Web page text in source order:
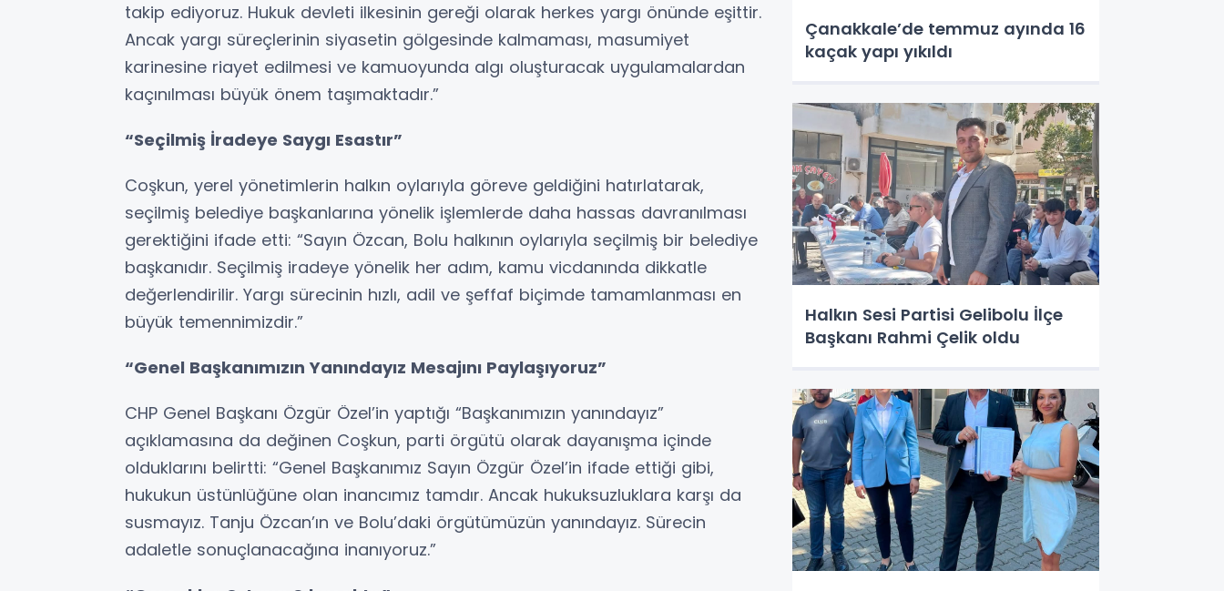
takip ediyoruz. Hukuk devleti ilkesinin gereği olarak herkes yargı önünde eşittir.
Ancak yargı süreçlerinin siyasetin gölgesinde kalmaması, masumiyet
karinesine riayet edilmesi ve kamuoyunda algı oluşturacak uygulamalardan
kaçınılması büyük önem taşımaktadır.”
“Seçilmiş İradeye Saygı Esastır”
Coşkun, yerel yönetimlerin halkın oylarıyla göreve geldiğini hatırlatarak,
seçilmiş belediye başkanlarına yönelik işlemlerde daha hassas davranılması
gerektiğini ifade etti: “Sayın Özcan, Bolu halkının oylarıyla seçilmiş bir belediye
başkanıdır. Seçilmiş iradeye yönelik her adım, kamu vicdanında dikkatle
değerlendirilir. Yargı sürecinin hızlı, adil ve şeffaf biçimde tamamlanması en
büyük temennimizdir.”
“Genel Başkanımızın Yanındayız Mesajını Paylaşıyoruz”
CHP Genel Başkanı Özgür Özel’in yaptığı “Başkanımızın yanındayız”
açıklamasına da değinen Coşkun, parti örgütü olarak dayanışma içinde
olduklarını belirtti: “Genel Başkanımız Sayın Özgür Özel’in ifade ettiği gibi,
hukukun üstünlüğüne olan inancımız tamdır. Ancak hukuksuzluklara karşı da
susmayız. Tanju Özcan’ın ve Bolu’daki örgütümüzün yanındayız. Sürecin
adaletle sonuçlanacağına inanıyoruz.”
Çanakkale’de temmuz ayında 16
kaçak yapı yıkıldı
Halkın Sesi Partisi Gelibolu İlçe
Başkanı Rahmi Çelik oldu